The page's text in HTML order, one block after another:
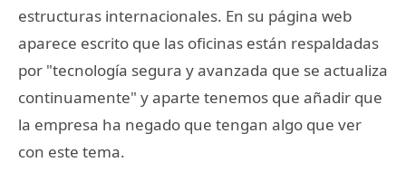
estructuras internacionales. En su página web
aparece escrito que las oficinas están respaldadas
por "tecnología segura y avanzada que se actualiza
continuamente" y aparte tenemos que añadir que
la empresa ha negado que tengan algo que ver
con este tema.